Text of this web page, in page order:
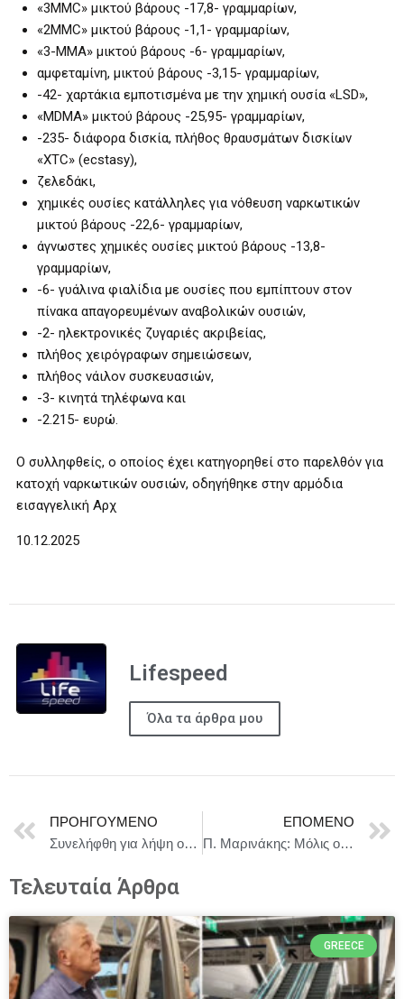
«3MMC» μικτού βάρους -17,8- γραμμαρίων,
«2MMC» μικτού βάρους -1,1- γραμμαρίων,
«3-MMA» μικτού βάρους -6- γραμμαρίων,
αμφεταμίνη, μικτού βάρους -3,15- γραμμαρίων,
-42- χαρτάκια εμποτισμένα με την χημική ουσία «LSD»,
«MDMA» μικτού βάρους -25,95- γραμμαρίων,
-235- διάφορα δισκία, πλήθος θραυσμάτων δισκίων
«XTC» (ecstasy),
ζελεδάκι,
χημικές ουσίες κατάλληλες για νόθευση ναρκωτικών
μικτού βάρους -22,6- γραμμαρίων,
άγνωστες χημικές ουσίες μικτού βάρους -13,8-
γραμμαρίων,
-6- γυάλινα φιαλίδια με ουσίες που εμπίπτουν στον
πίνακα απαγορευμένων αναβολικών ουσιών,
-2- ηλεκτρονικές ζυγαριές ακριβείας,
πλήθος χειρόγραφων σημειώσεων,
πλήθος νάιλον συσκευασιών,
-3- κινητά τηλέφωνα και
-2.215- ευρώ.
Ο συλληφθείς, ο οποίος έχει κατηγορηθεί στο παρελθόν για
κατοχή ναρκωτικών ουσιών, οδηγήθηκε στην αρμόδια
εισαγγελική Αρχ
10.12.2025
Lifespeed
Όλα τα άρθρα μου
ΠΡΟΗΓΟΎΜΕΝΟ
Συνελήφθη για λήψη οπτικοακουστικού υλικού κατά τη διάρκεια δικαστικής συνεδρίασης
ΕΠΌΜΕΝΟ
Π. Μαρινάκης: Μόλις οι αγρότες ορίσουν αντιπροσωπεία θα γίνει συνάντηση με την κυβέρνηση
Τελευταία Άρθρα
GREECE